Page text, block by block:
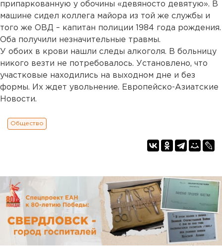
припаркованную у обочины «девяносто девятую». В
машине сидел коллега майора из той же службы и
того же ОВД – капитан полиции 1984 года рождения.
Оба получили незначительные травмы.
У обоих в крови нашли следы алкоголя. В больницу
никого везти не потребовалось. Установлено, что
участковые находились на выходном дне и без
формы. Их ждет увольнение. Европейско-Азиатские
Новости.
Общество